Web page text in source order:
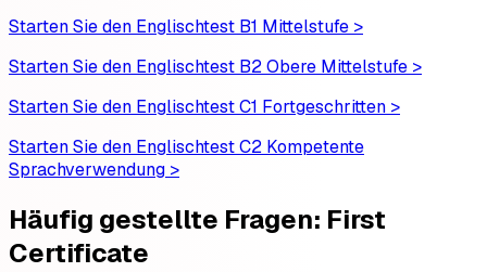
Starten Sie den Englischtest B1 Mittelstufe >
Starten Sie den Englischtest B2 Obere Mittelstufe >
Starten Sie den Englischtest C1 Fortgeschritten >
Starten Sie den Englischtest C2 Kompetente
Sprachverwendung >
Häufig gestellte Fragen: First
Certificate